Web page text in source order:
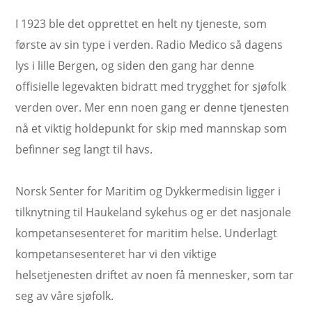
I 1923 ble det opprettet en helt ny tjeneste, som
første av sin type i verden. Radio Medico så dagens
lys i lille Bergen, og siden den gang har denne
offisielle legevakten bidratt med trygghet for sjøfolk
verden over. Mer enn noen gang er denne tjenesten
nå et viktig holdepunkt for skip med mannskap som
befinner seg langt til havs.
Norsk Senter for Maritim og Dykkermedisin ligger i
tilknytning til Haukeland sykehus og er det nasjonale
kompetansesenteret for maritim helse. Underlagt
kompetansesenteret har vi den viktige
helsetjenesten driftet av noen få mennesker, som tar
seg av våre sjøfolk.